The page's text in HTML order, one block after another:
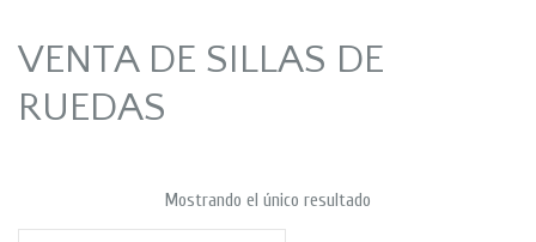
VENTA DE SILLAS DE
RUEDAS
Mostrando el único resultado